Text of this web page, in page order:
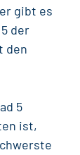
gibt es
der
den
5
ist,